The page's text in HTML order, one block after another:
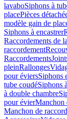
lavaboSiphons à
placePièces
modèle gain de
Siphons à encastrer
Raccordements de
raccordement
Raccordements
pleinRallonges
pour éviersSiphons
tube coudéSiphons
à double chambre
pour évierManchon
Manchon de